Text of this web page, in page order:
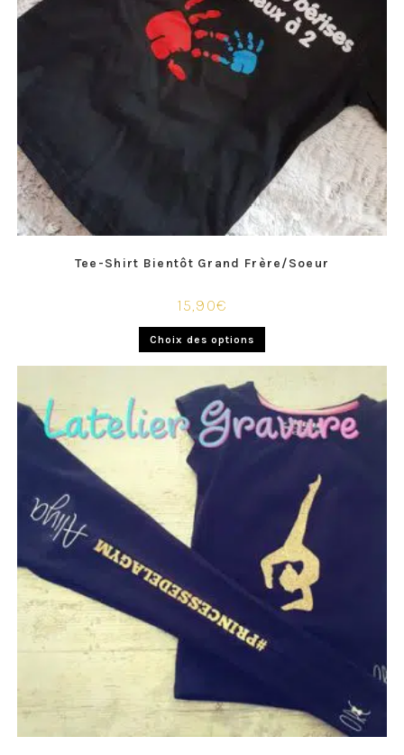
Tee-Shirt Bientôt Grand Frère/Soeur
15,90€
Choix des options